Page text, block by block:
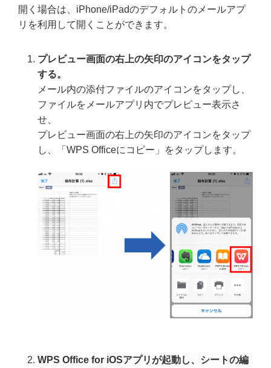
開く場合は、iPhone/iPadのデフォルトのメールアプ
リを利用して開くことができます。
プレビュー画面の右上の矢印のアイコンをタップ
する。
メール内の添付ファイルのアイコンをタップし、
ファイルをメールアプリ内でプレビュー表示さ
せ、
プレビュー画面の右上の矢印のアイコンをタップ
し、「WPS Officeにコピー」をタップします。
WPS Office for iOSアプリが起動し、シートの編